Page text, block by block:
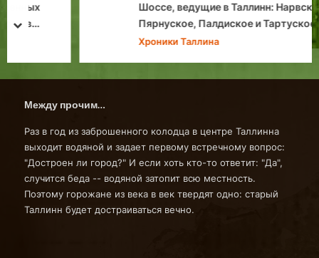
Шоссе, ведущие в Таллинн: Нарвское,
Пярнуское, Палдиское и Тартуское
Хроники Таллина
prev
next
Между прочим…
Раз в год из заброшенного колодца в центре Таллинна
выходит водяной и задает первому встречному вопрос:
"Достроен ли город?" И если хоть кто-то ответит: "Да",
случится беда -- водяной затопит всю местность.
Поэтому горожане из века в век твердят одно: старый
Таллинн будет достраиваться вечно.